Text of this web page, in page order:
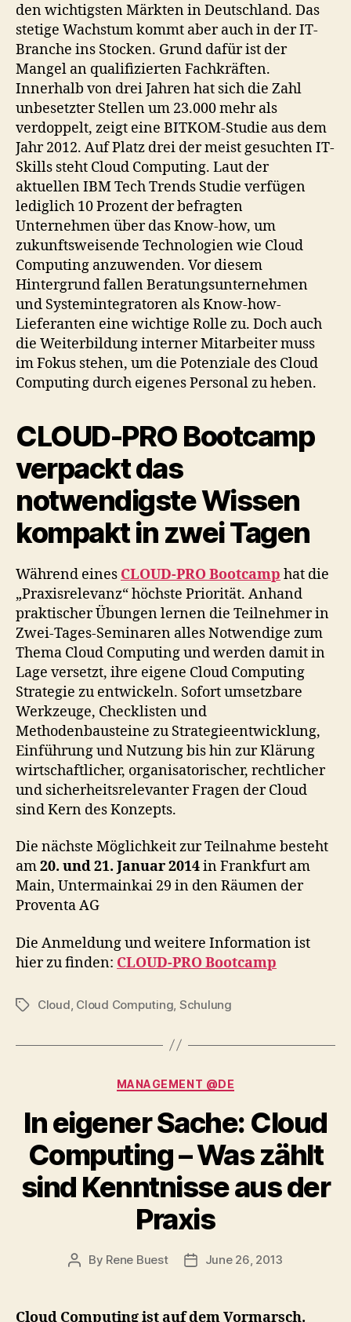
den wichtigsten Märkten in Deutschland. Das
stetige Wachstum kommt aber auch in der IT-
Branche ins Stocken. Grund dafür ist der
Mangel an qualifizierten Fachkräften.
Innerhalb von drei Jahren hat sich die Zahl
unbesetzter Stellen um 23.000 mehr als
verdoppelt, zeigt eine BITKOM-Studie aus dem
Jahr 2012. Auf Platz drei der meist gesuchten IT-
Skills steht Cloud Computing. Laut der
aktuellen IBM Tech Trends Studie verfügen
lediglich 10 Prozent der befragten
Unternehmen über das Know-how, um
zukunftsweisende Technologien wie Cloud
Computing anzuwenden. Vor diesem
Hintergrund fallen Beratungsunternehmen
und Systemintegratoren als Know-how-
Lieferanten eine wichtige Rolle zu. Doch auch
die Weiterbildung interner Mitarbeiter muss
im Fokus stehen, um die Potenziale des Cloud
Computing durch eigenes Personal zu heben.
CLOUD-PRO Bootcamp
verpackt das
notwendigste Wissen
kompakt in zwei Tagen
Während eines CLOUD-PRO Bootcamp hat die
„Praxisrelevanz“ höchste Priorität. Anhand
praktischer Übungen lernen die Teilnehmer in
Zwei-Tages-Seminaren alles Notwendige zum
Thema Cloud Computing und werden damit in
Lage versetzt, ihre eigene Cloud Computing
Strategie zu entwickeln. Sofort umsetzbare
Werkzeuge, Checklisten und
Methodenbausteine zu Strategieentwicklung,
Einführung und Nutzung bis hin zur Klärung
wirtschaftlicher, organisatorischer, rechtlicher
und sicherheitsrelevanter Fragen der Cloud
sind Kern des Konzepts.
Die nächste Möglichkeit zur Teilnahme besteht
am20. und 21. Januar 2014in Frankfurt am
Main, Untermainkai 29 in den Räumen der
Proventa AG
Die Anmeldung und weitere Information ist
hier zu finden: CLOUD-PRO Bootcamp
TagsCloud Cloud Computing Schulung
Categories
MANAGEMENT @DE
In eigener Sache: Cloud
Computing – Was zählt
sind Kenntnisse aus der
Praxis
Post
By Rene Buest
PostJune 26, 2013
Cloud Computing ist auf dem Vormarsch.